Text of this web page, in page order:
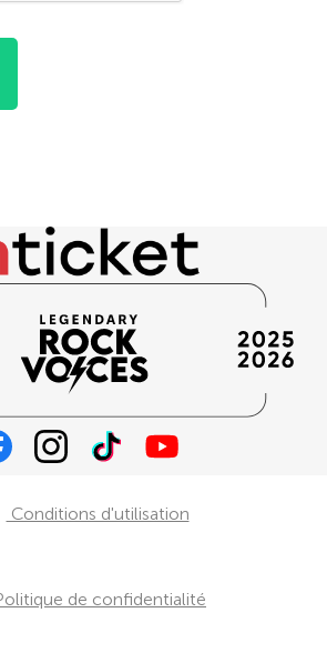
Conditions d'utilisation
de confidentialité